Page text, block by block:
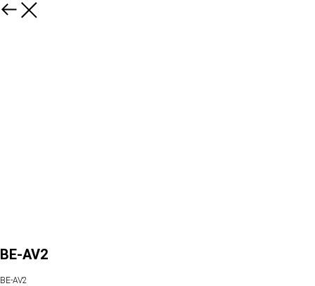
BE-AV2
BE-AV2